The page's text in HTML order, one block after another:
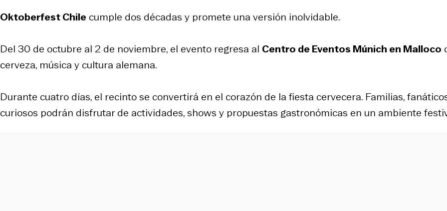
Oktoberfest Chile cumple dos décadas y promete una versión inolvidable.
Del 30 de octubre al 2 de noviembre, el evento regresa al Centro de Eventos Múnich en Malloco
cerveza, música y cultura alemana.
Durante cuatro días, el recinto se convertirá en el corazón de la fiesta cervecera. Familias,
curiosos podrán disfrutar de actividades, shows y propuestas gastronómicas en un ambiente